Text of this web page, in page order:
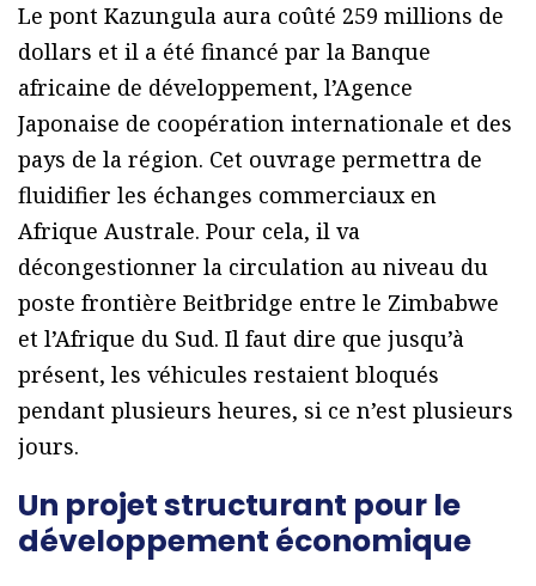
Le pont Kazungula aura coûté 259 millions de
dollars et il a été financé par la Banque
africaine de développement, l’Agence
Japonaise de coopération internationale et des
pays de la région. Cet ouvrage permettra de
fluidifier les échanges commerciaux en
Afrique Australe. Pour cela, il va
décongestionner la circulation au niveau du
poste frontière Beitbridge entre le Zimbabwe
et l’Afrique du Sud. Il faut dire que jusqu’à
présent, les véhicules restaient bloqués
pendant plusieurs heures, si ce n’est plusieurs
jours.
Un projet structurant pour le
développement économique